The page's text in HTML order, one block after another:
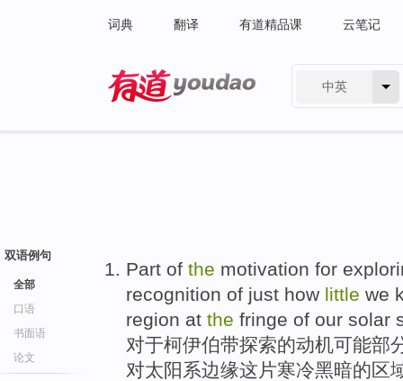
词典 翻译 有道精品课 云笔记
中英
双语例句
全部
口语
书面语
论文
Part of the motivation for
recognition of just how little we
region at the fringe of our solar
对于柯伊伯带探索的动机可能部
对太阳系边缘这 片寒冷黑暗的区